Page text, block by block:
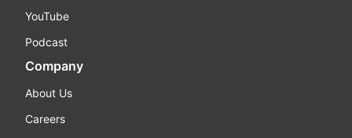
YouTube
Podcast
Company
About Us
Careers